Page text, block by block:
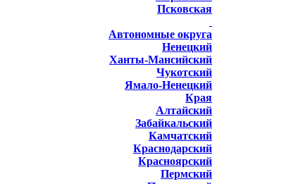
Псковская
Автономные округа
Ненецкий
Ханты-Мансийский
Чукотский
Ямало-Ненецкий
Края
Алтайский
Забайкальский
Камчатский
Краснодарский
Красноярский
Пермский